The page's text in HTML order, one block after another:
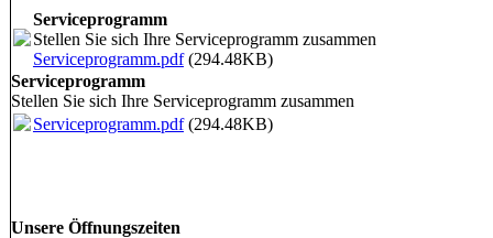
Serviceprogramm
Stellen Sie sich Ihre Serviceprogramm zusammen
Serviceprogramm.pdf(294.48KB)
Serviceprogramm
Stellen Sie sich Ihre Serviceprogramm zusammen
Serviceprogramm.pdf(294.48KB)
Unsere Öffnungszeiten